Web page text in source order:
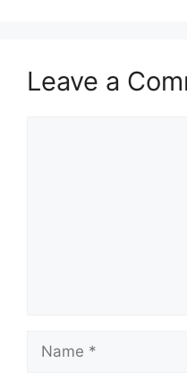
Leave a